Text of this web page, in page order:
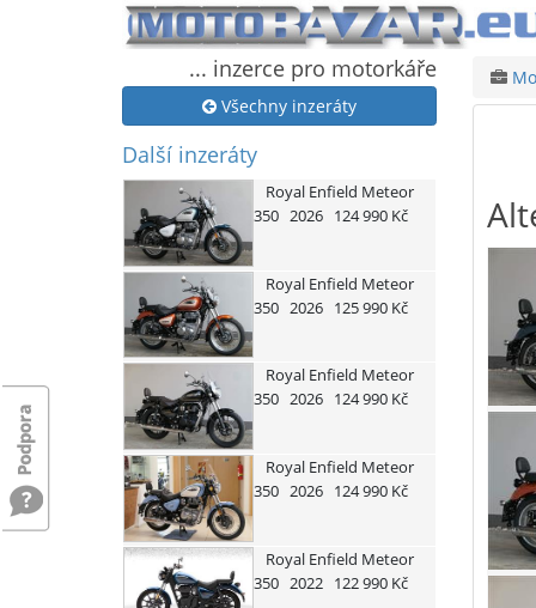
... inzerce pro motorkáře
Všechny inzeráty
Další inzeráty
Royal Enfield Meteor
350 2026 124 990 Kč
Royal Enfield Meteor
350 2026 125 990 Kč
Royal Enfield Meteor
350 2026 124 990 Kč
Royal Enfield Meteor
350 2026 124 990 Kč
Royal Enfield Meteor
350 2022 122 990 Kč